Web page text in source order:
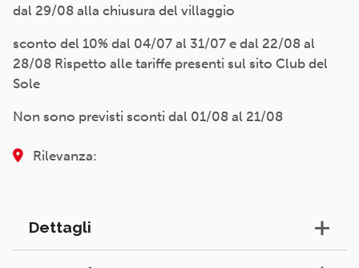
dal 29/08 alla chiusura del villaggio
sconto del 10% dal 04/07 al 31/07 e dal 22/08 al
28/08 Rispetto alle tariffe presenti sul sito Club del
Sole
Non sono previsti sconti dal 01/08 al 21/08
Rilevanza:
Dettagli